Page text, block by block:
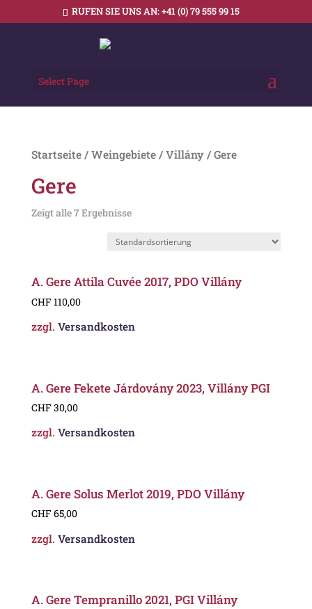
RUFEN SIE UNS AN:+41 (0) 79 555 99 15
Select Page
Startseite/ Weingebiete/ Villány/ Gere
Gere
Zeigt alle 7 Ergebnisse
A. Gere Attila Cuvée 2017, PDO Villány
CHF 110,00
zzgl. Versandkosten
A. Gere Fekete Járdovány 2023, Villány PGI
CHF 30,00
zzgl. Versandkosten
A. Gere Solus Merlot 2019, PDO Villány
CHF 65,00
zzgl. Versandkosten
A. Gere Tempranillo 2021, PGI Villány